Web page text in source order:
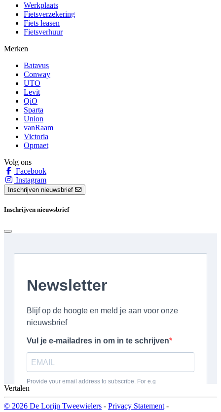
Werkplaats
Fietsverzekering
Fiets leasen
Fietsverhuur
Merken
Batavus
Conway
UTO
Levit
QiO
Sparta
Union
vanRaam
Victoria
Opmaet
Volg ons
Facebook
Instagram
Inschrijven nieuwsbrief
Inschrijven nieuwsbrief
Vertalen
© 2026 De Lorijn Tweewielers - Privacy Statement -